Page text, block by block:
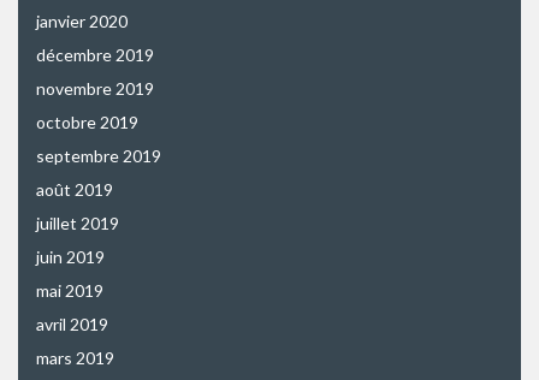
janvier 2020
décembre 2019
novembre 2019
octobre 2019
septembre 2019
août 2019
juillet 2019
juin 2019
mai 2019
avril 2019
mars 2019